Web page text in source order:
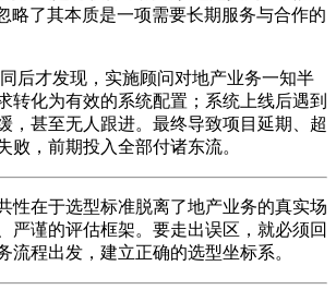
略了其本质是一项需要长期服务与合作的
后才发现，实施顾问对地产业务一知半
转化为有效的系统配置；系统上线后遇到
，甚至无人跟进。最终导致项目延期、超
败，前期投入全部付诸东流。
性在于选型标准脱离了地产业务的真实场
严谨的评估框架。要走出误区，就必须回
流程出发，建立正确的选型坐标系。